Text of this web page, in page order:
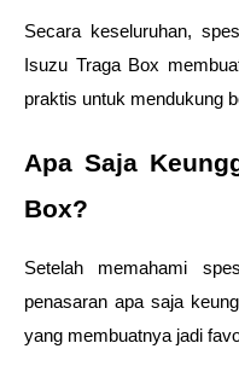
Secara keseluruhan,
Isuzu Traga Box
praktis untuk mendukung
Apa Saja
Box?
Setelah memahami
penasaran apa saja
yang membuatnya jadi